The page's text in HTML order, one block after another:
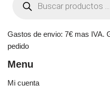
Gastos de envio: 7€ mas IVA.
pedido
Menu
Mi cuenta